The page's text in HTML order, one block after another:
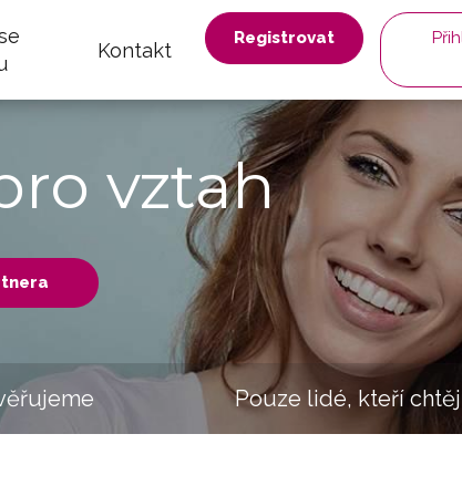
Kontakt
Registrovat
vztah
Pouze lidé, kteří